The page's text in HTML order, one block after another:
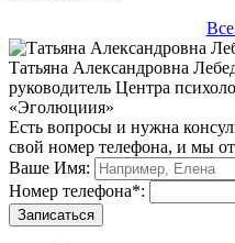
Все
Татьяна Александровна
руководитель Центра
«Эголюциия»
Есть вопросы и нужна
свой номер телефона, и мы
Ваше Имя:
Номер телефона*: